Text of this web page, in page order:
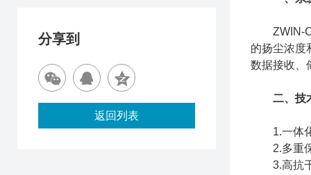
ZWIN-
的扬尘浓度
数据接收、
二、技
1.一体化
2.多重保
3.高抗干
分享到
返回列表